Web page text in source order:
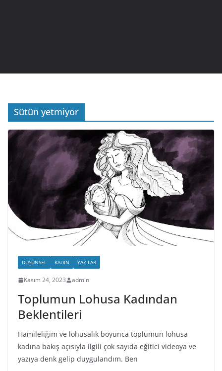
Sütün yetmiyor
DÜŞÜNSEL KADIN YAZILAR
Kasım 24, 2023 admin
Toplumun Lohusa Kadından
Beklentileri
Hamileliğim ve lohusalık boyunca toplumun lohusa
kadına bakış açısıyla ilgili çok sayıda eğitici videoya ve
yazıya denk gelip duygulandım. Ben